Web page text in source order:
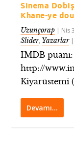
Sinema
Khane-ye
Uzunçorap | Nis
Slider, Yazarlar|
IMDB
http://
Kiyarüstemi
Devamı…